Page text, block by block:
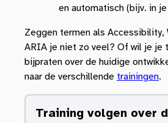
en automatisch (bijv. in
Zeggen termen als Accessibility,
ARIA je niet zo veel? Of wil je je
bijpraten over de huidige
naar de verschillende trainingen.
Training volgen over